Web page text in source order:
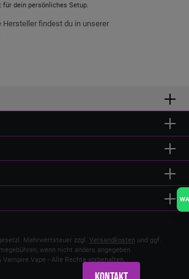
für dein persönliches Setup.
Hersteller findest du in unserer
Mehrwertsteuer zzgl. Versandkosten und ggf.
wenn nicht anders angegeben.
Vampire Vape - Alle Rechte vorbehalten.
WA